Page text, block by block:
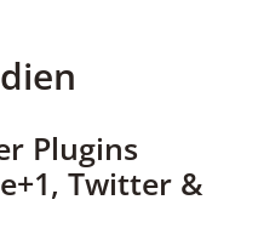
Plugins
Twitter &